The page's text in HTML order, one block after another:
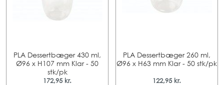
PLA Dessertbæger 430 ml,
Ø96 x H107 mm Klar - 50
stk/pk
172,95 kr.
PLA Dessertbæger 260 ml,
Ø96 x H63 mm Klar - 50 stk/pk
122,95 kr.